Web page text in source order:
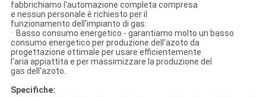
fabbrichiamo l'automazione completa compresa
e nessun personale è richiesto per il
funzionamento dell'impianto di gas.
· Basso consumo energetico - garantiamo molto un basso
consumo energetico per produzione dell'azoto da
progettazione ottimale per usare efficientemente
l'aria appiattita e per massimizzare la produzione del
gas dell'azoto.
Specifiche: